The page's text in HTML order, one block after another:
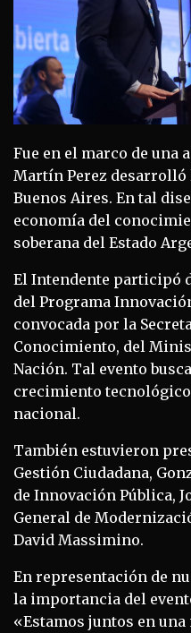
Fue en el marco de una
Martín Perez desarrolló
Buenos Aires. En tal
economía del
soberana del Estado
El Intendente participó
del Programa
convocada por la
Conocimiento, del
Nación. Tal evento
crecimiento
nacional.
También estuvieron
Gestión Ciudadana,
de Innovación Pública,
General de
David Massimino.
En representación de
la importancia del
«Estamos juntos en